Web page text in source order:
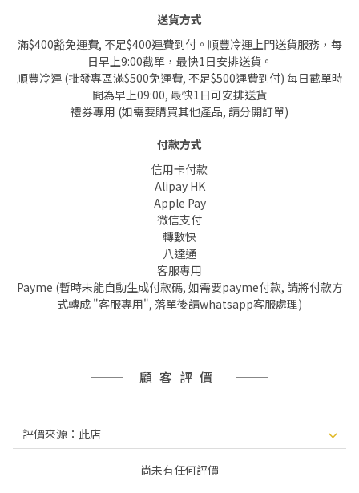
送貨方式
滿$400豁免運費, 不足$400運費到付。順豐冷運上門送貨服務，每
日早上9:00截單，最快1日安排送貨。
順豐冷運 (批發專區滿$500免運費, 不足$500運費到付) 每日截單時
間為早上09:00, 最快1日可安排送貨
禮券專用 (如需要購買其他產品, 請分開訂單)
付款方式
信用卡付款
Alipay HK
Apple Pay
微信支付
轉數快
八達通
客服專用
Payme (暫時未能自動生成付款碼, 如需要payme付款, 請將付款方
式轉成 "客服專用", 落單後請whatsapp客服處理)
顧客評價
尚未有任何評價